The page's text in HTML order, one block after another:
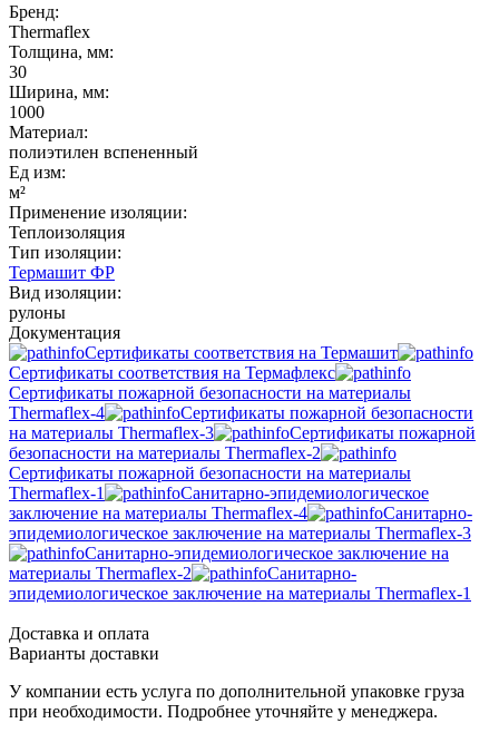
Бренд:
Thermaflex
Толщина, мм:
30
Ширина, мм:
1000
Материал:
полиэтилен вспененный
Ед изм:
м²
Применение изоляции:
Теплоизоляция
Тип изоляции:
Термашит ФР
Вид изоляции:
рулоны
Документация
Сертификаты соответствия на Термашит
Сертификаты соответствия на Термафлекс
Сертификаты пожарной безопасности на материалы
Thermaflex-4
Сертификаты пожарной безопасности
на материалы Thermaflex-3
Сертификаты пожарной
безопасности на материалы Thermaflex-2
Сертификаты пожарной безопасности на материалы
Thermaflex-1
Санитарно-эпидемиологическое
заключение на материалы Thermaflex-4
Санитарно-
эпидемиологическое заключение на материалы Thermaflex-3
Санитарно-эпидемиологическое заключение на
материалы Thermaflex-2
Санитарно-
эпидемиологическое заключение на материалы Thermaflex-1
Доставка и оплата
Варианты доставки
У компании есть услуга по дополнительной упаковке груза
при необходимости. Подробнее уточняйте у менеджера.